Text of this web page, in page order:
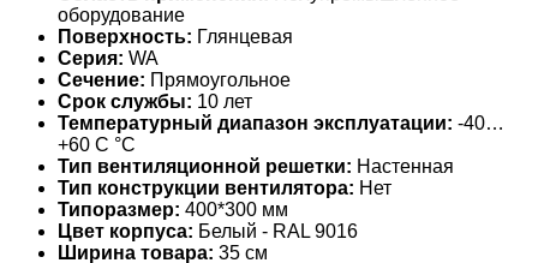
оборудование
Поверхность: Глянцевая
Серия: WA
Сечение: Прямоугольное
Срок службы: 10 лет
Температурный диапазон эксплуатации: -40…
+60 С °С
Тип вентиляционной решетки: Настенная
Тип конструкции вентилятора: Нет
Типоразмер: 400*300 мм
Цвет корпуса: Белый - RAL 9016
Ширина товара: 35 см